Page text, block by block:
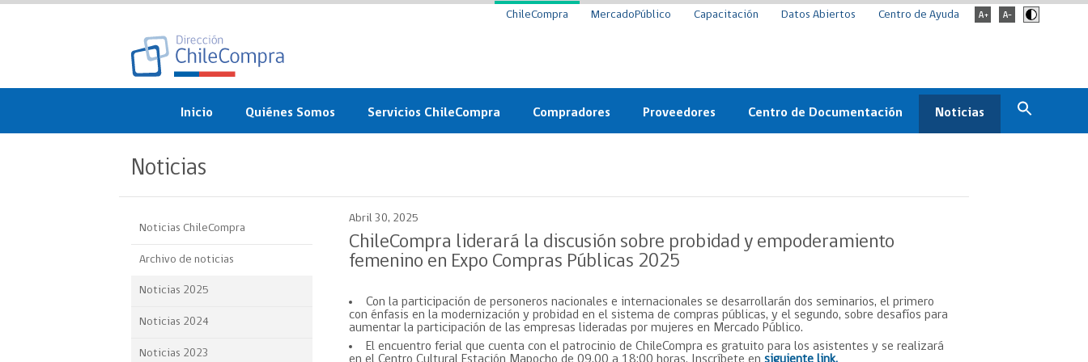
ChileCompra MercadoPúblico Capacitación Datos Abiertos Centro de Ayuda
Inicio Quiénes Somos
objetivos
Organigrama
Participación Ciudadana
Servicios ChileCompra
ChileCompra
Eficiencia
Capacitación ChileCompra:
Certificación competencias
Centro de Ayuda
Compradores
Circular
Compra Ágil
Tipos de Licitaciones
Bases Tipo de Licitación
Convenio Marco
Proveedores
Licitaciones
Convenio Marco
Centro de Documentación Noticias
Archivo de noticias
Casos de éxito
Noticias
Noticias ChileCompra
Archivo de noticias
Noticias 2025
Noticias 2024
Noticias 2023
Abril 30, 2025
ChileCompra liderará la discusión sobre probidad y empoderamiento
femenino en Expo Compras Públicas 2025
Con la participación de personeros nacionales e internacionales se desarrollarán dos seminarios, el primero
con énfasis en la modernización y probidad en el sistema de compras públicas, y el segundo, sobre desafíos para
aumentar la participación de las empresas lideradas por mujeres en Mercado Público.
El encuentro ferial que cuenta con el patrocinio de ChileCompra es gratuito para los asistentes y se realizará